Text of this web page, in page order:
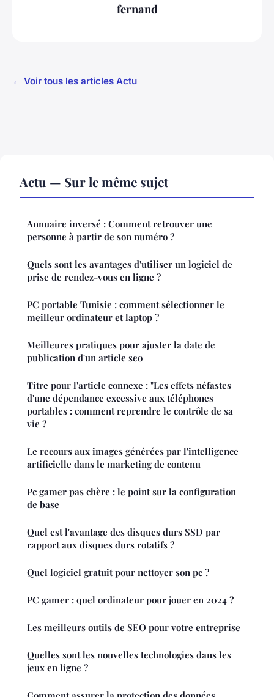
fernand
← Voir tous les articles Actu
Actu — Sur le même sujet
Annuaire inversé : Comment retrouver une
personne à partir de son numéro ?
Quels sont les avantages d'utiliser un logiciel de
prise de rendez-vous en ligne ?
PC portable Tunisie : comment sélectionner le
meilleur ordinateur et laptop ?
Meilleures pratiques pour ajuster la date de
publication d'un article seo
Titre pour l'article connexe : "Les effets néfastes
d'une dépendance excessive aux téléphones
portables : comment reprendre le contrôle de sa
vie ?
Le recours aux images générées par l'intelligence
artificielle dans le marketing de contenu
Pc gamer pas chère : le point sur la configuration
de base
Quel est l'avantage des disques durs SSD par
rapport aux disques durs rotatifs ?
Quel logiciel gratuit pour nettoyer son pc ?
PC gamer : quel ordinateur pour jouer en 2024 ?
Les meilleurs outils de SEO pour votre entreprise
Quelles sont les nouvelles technologies dans les
jeux en ligne ?